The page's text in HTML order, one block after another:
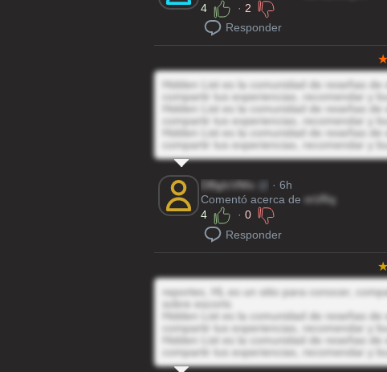
4
· 2
Responder
Hidden List es la comunidad de reseñas
compartir tus experiencias, recomendar y
Hidden List es la comunidad de reseñas
compartir tus experiencias, recomendar y
Hidden List es la comunidad de reseñas
compartir tus experiencias, recomendar y
DBgIcVMo
· 6h
Comentó acerca de mVRq
4
· 0
Responder
reportes, HL es un sitio para conocer,
sobre escorts
Hidden List es la comunidad de reseñas
compartir tus experiencias, recomendar y
Hidden List es la comunidad de reseñas
compartir tus experiencias, recomendar y